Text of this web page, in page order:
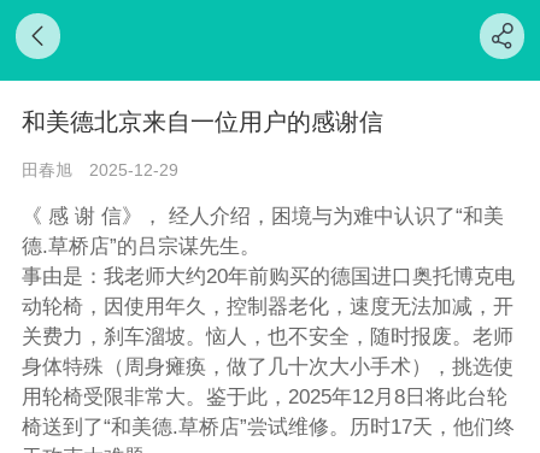
和美德北京来自一位用户的感谢信
田春旭 2025-12-29
《 感 谢 信》， 经人介绍，困境与为难中认识了“和美
德.草桥店”的吕宗谋先生。
事由是：我老师大约20年前购买的德国进口奥托博克电
动轮椅，因使用年久，控制器老化，速度无法加减，开
关费力，刹车溜坡。恼人，也不安全，随时报废。老师
身体特殊（周身瘫痪，做了几十次大小手术），挑选使
用轮椅受限非常大。鉴于此，2025年12月8日将此台轮
椅送到了“和美德.草桥店”尝试维修。历时17天，他们终